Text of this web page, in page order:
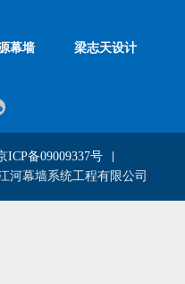
幕墙
梁志天设计
ICP备09009337号
河幕墙系统工程有限公司